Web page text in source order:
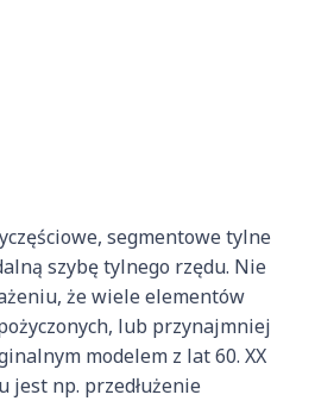
segmentowe tylne
szybę tylnego rzędu. Nie
że wiele elementów
lub przynajmniej
modelem z lat 60. XX
jest np. przedłużenie